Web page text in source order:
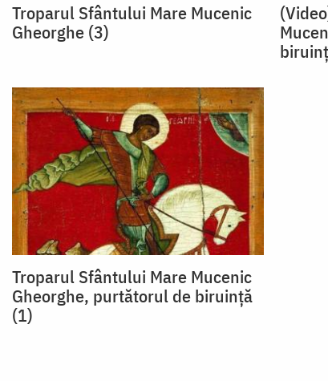
Troparul Sfântului Mare Mucenic
Gheorghe (3)
Troparul Sfântului Mare Mucenic
Gheorghe, purtătorul de biruință
(1)